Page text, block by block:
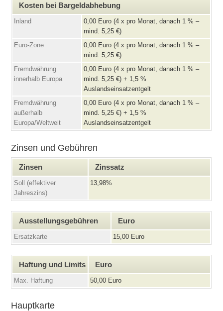
Kosten bei Bargeldabhebung
Inland
0,00 Euro (4 x pro Monat, danach 1 % –
mind. 5,25 €)
Euro-Zone
0,00 Euro (4 x pro Monat, danach 1 % –
mind. 5,25 €)
Fremdwährung
innerhalb Europa
0,00 Euro (4 x pro Monat, danach 1 % –
mind. 5,25 €) + 1,5 %
Auslandseinsatzentgelt
Fremdwährung
außerhalb
Europa/Weltweit
0,00 Euro (4 x pro Monat, danach 1 % –
mind. 5,25 €) + 1,5 %
Auslandseinsatzentgelt
Zinsen und Gebühren
Zinsen Zinssatz
Soll (effektiver
Jahreszins)
13,98%
Ausstellungsgebühren Euro
Ersatzkarte 15,00 Euro
Haftung und Limits Euro
Max. Haftung 50,00 Euro
Hauptkarte